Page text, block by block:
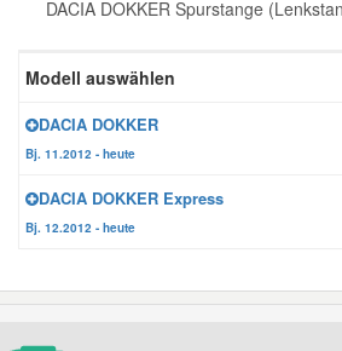
DACIA DOKKER Spurstange
Modell auswählen
DACIA DOKKER
Bj. 11.2012 - heute
DACIA DOKKER Express
Bj. 12.2012 - heute
Zündanlage und Glühanlage